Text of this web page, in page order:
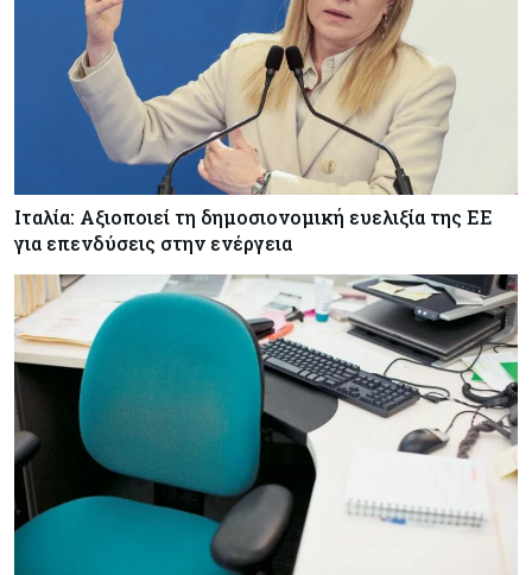
Ιταλία: Αξιοποιεί τη δημοσιονομική ευελιξία της ΕΕ
για επενδύσεις στην ενέργεια